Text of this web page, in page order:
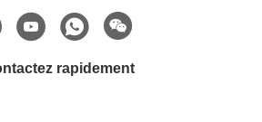
rapidement